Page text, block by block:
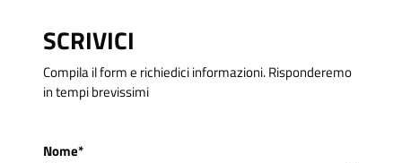
SCRIVICI
Compila il form e richiedici informazioni. Risponderemo
in tempi brevissimi
Nome*